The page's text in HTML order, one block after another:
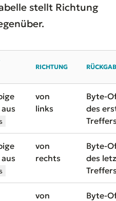
stellt Richtung
RICHTUNG
von
links
Byte-
des
von
rechts
Byte-
des
von
Byte-